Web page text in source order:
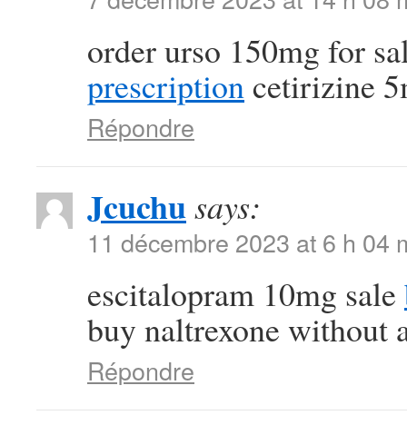
order urso 150mg for
prescription cetirizine
Répondre
Jcuchusays:
11 décembre 2023 at 6 h 04
escitalopram 10mg sale
buy naltrexone without
Répondre